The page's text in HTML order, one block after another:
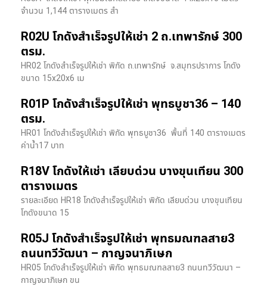
จำนวน 1,144 ตารางเมตร สำ
R02U โกดังสำเร็จรูปให้เช่า 2 ถ.เทพารักษ์ 300
ตรม.
HR02 โกดังสำเร็จรูปให้เช่า พิกัด ถ.เทพารักษ์ จ.สมุทรปราการ โกดัง
ขนาด 15x20x6 เม
R01P โกดังสำเร็จรูปให้เช่า พุทธบูชา36 – 140
ตรม.
HR01 โกดังสำเร็จรูปให้เช่า พิกัด พุทธบูชา36 พื้นที่ 140 ตารางเมตร
ค่าน้ำ17 บาท
R18V โกดังให้เช่า เลียบด่วน บางขุนเทียน 300
ตารางเมตร
รายละเอียด HR18 โกดังสำเร็จรูปให้เช่า พิกัด เลียบด่วน​ บางขุนเทียน​
โกดังขนาด 15
R05J โกดังสำเร็จรูปให้เช่า พุทธมณฑลสาย3
ถนนทวีวัฒนา – กาญจนาภิเษก
HR05 โกดังสำเร็จรูปให้เช่า พิกัด พุทธมณฑลสาย3 ถนนทวีวัฒนา –
กาญจนาภิเษก ขน